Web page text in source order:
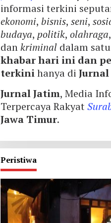
informasi terkini
ekonomi, bisnis, seni,
budaya, politik, olahraga,
dankriminaldalam
khabar hari ini dan
terkinihanya di
Jurnal Jatim, Media
Terpercaya Rakyat
Jawa Timur.
Peristiwa